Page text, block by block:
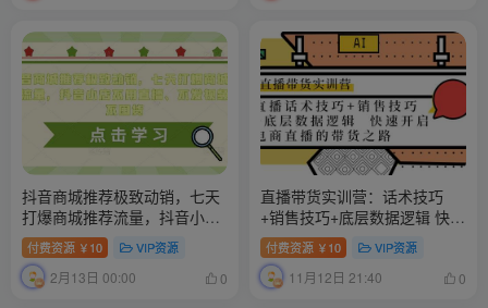
抖音商城推荐极致动销，七天
打爆商城推荐流量，抖音小店
不用直播、不发视频、不囤货
付费资源 ￥ 10 VIP资源
2月13日 00:00 0
直播带货实训营：话术技巧
+销售技巧+底层数据逻辑 快速
开启直播带货之路
付费资源 ￥ 10 VIP资源
11月12日 21:40 0